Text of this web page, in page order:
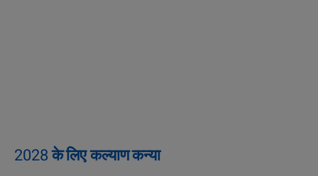
2028 के लिए कल्याण कन्या